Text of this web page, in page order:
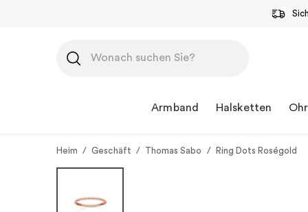
Inhalt
springen
Armband Halsketten
Heim / Geschäft / Thomas Sabo / Ring Dots Roségold